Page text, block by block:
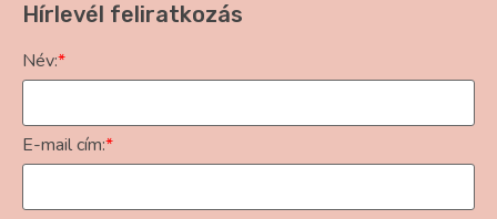
Hírlevél feliratkozás
Név:*
E-mail cím:*